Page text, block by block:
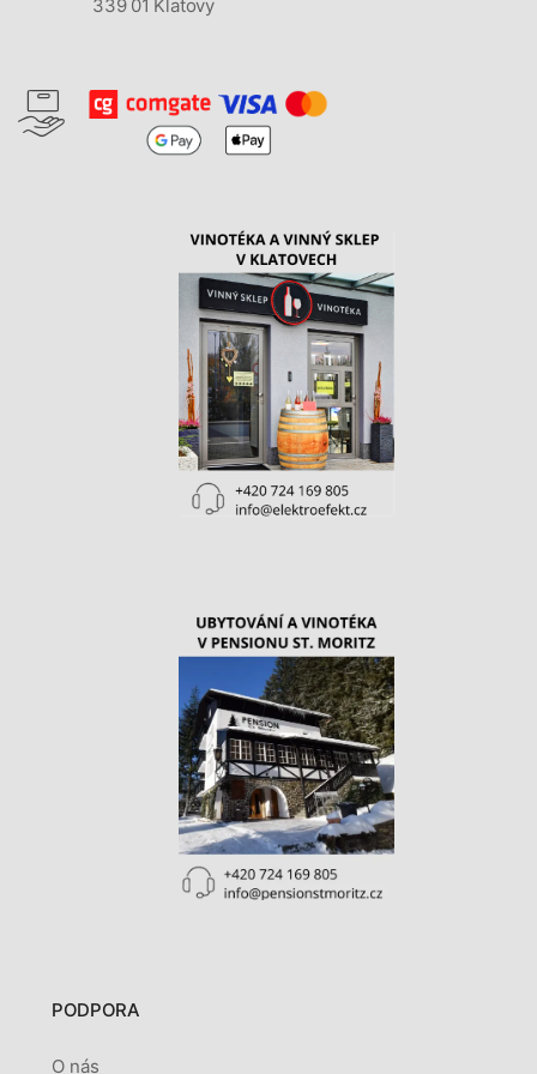
339 01 Klatovy
PODPORA
O nás